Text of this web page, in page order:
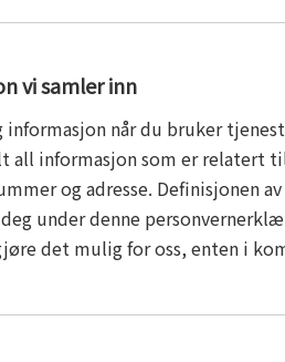
vi samler inn
informasjon når du bruker
all informasjon som er relatert
og adresse. Definisjonen
under denne
det mulig for oss, enten i